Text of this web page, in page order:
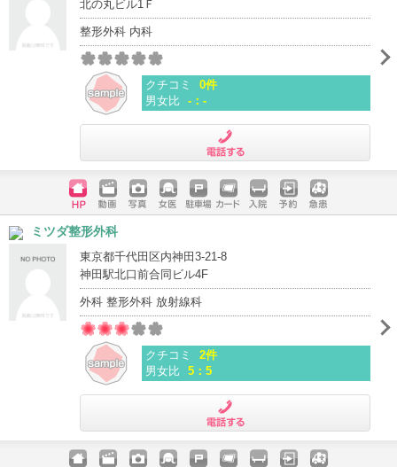
北の丸ビル1Ｆ
整形外科 内科
クチコミ
0件
男女比 -：-
ホームペ
ージ
動画 写真 女医 駐車場
クレジッ
入院 予約 急患
ミツダ整形外科
東京都千代田区内神田3-21-8
神田駅北口前合同ビル4F
外科 整形外科 放射線科
クチコミ
2件
男女比 5：5